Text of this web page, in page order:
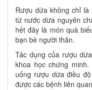
Rượu dừa không chỉ
từ nước dừa nguyên
hết đây là món quà
bạn bè người thân.
Tác dụng của rượu
khoa học chứng
uống rượu dừa điều
được các bệnh liên